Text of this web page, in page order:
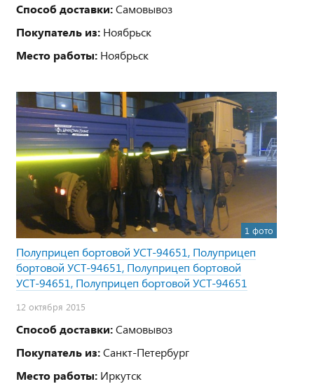
Способ доставки:Самовывоз
Покупатель из: Ноябрьск
Место работы: Ноябрьск
1 фото
Полуприцеп бортовой УСТ-94651, Полуприцеп
бортовой УСТ-94651, Полуприцеп бортовой
УСТ-94651, Полуприцеп бортовой УСТ-94651
12 октября 2015
Способ доставки:Самовывоз
Покупатель из:Санкт-Петербург
Место работы: Иркутск